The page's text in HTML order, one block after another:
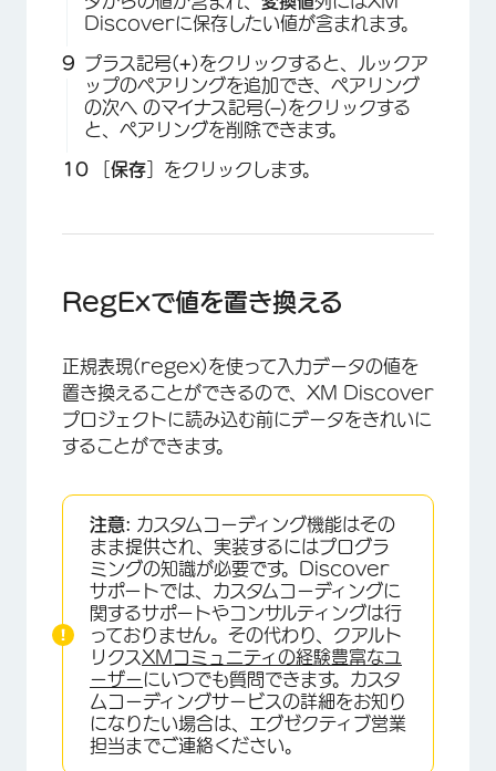
Discoverに保存したい値が含まれます。
プラス記号(+)をクリックすると、ルックア
ップのペアリングを追加でき、ペアリング
の次へ のマイナス記号(–)をクリックする
と、ペアリングを削除できます。
保存 ］をクリックします。
RegExで値を置き換える
正規表現(regex)を使って入力データの値を
置き換えることができるので、XM Discover
プロジェクトに読み込む前にデータをきれいに
することができます。
注意: カスタムコーディング機能はその
まま提供され、実装するにはプログラ
ミングの知識が必要です。Discover
サポートでは、カスタムコーディングに
関するサポートやコンサルティングは行
っておりません。その代わり、クアルト
リクスXMコミュニティの経験豊富なユ
ーザーにいつでも質問できます。カスタ
ムコーディングサービスの詳細をお知り
になりたい場合は、エグゼクティブ営業
担当までご連絡ください。